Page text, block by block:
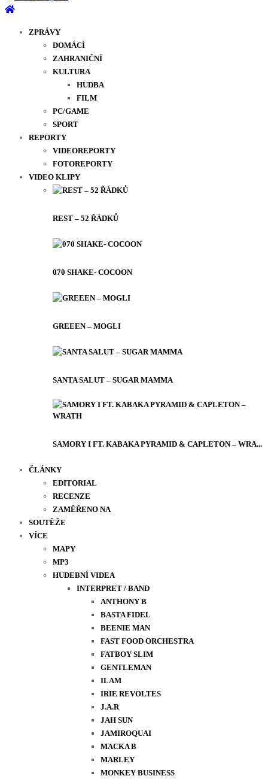
ZPRÁVY
DOMÁCÍ
ZAHRANIČNÍ
KULTURA
HUDBA
FILM
PC/GAME
SPORT
REPORTY
VIDEOREPORTY
FOTOREPORTY
VIDEO KLIPY
REST – 52 ŘÁDKŮ
070 SHAKE- COCOON
GREEEN – MOGLI
SANTA SALUT – SUGAR MAMMA
SAMORY I FT. KABAKA PYRAMID & CAPLETON – WRA...
ČLÁNKY
EDITORIAL
RECENZE
ZAMĚŘENO NA
SOUTĚŽE
VÍCE
MAPY
MP3
HUDEBNÍ VIDEA
INTERPRET / BAND
ANTHONY B
BASTA FIDEL
BEENIE MAN
FAST FOOD ORCHESTRA
FATBOY SLIM
GENTLEMAN
ILAM
IRIE REVOLTES
J.A.R
JAH SUN
JAMIROQUAI
MACKA B
MARLEY
MONKEY BUSINESS